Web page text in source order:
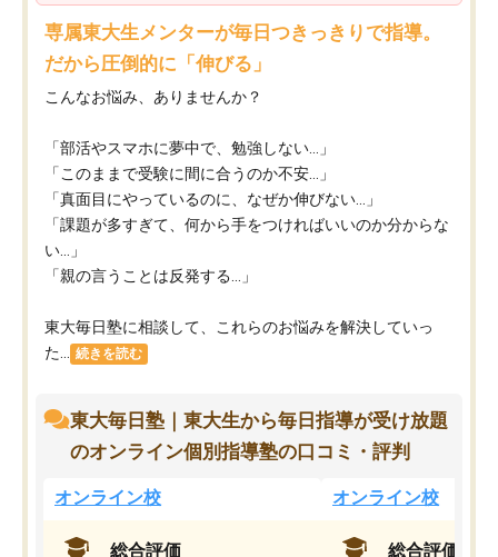
専属東大生メンターが毎日つきっきりで指導。
だから圧倒的に「伸びる」
こんなお悩み、ありませんか？
「部活やスマホに夢中で、勉強しない…」
「このままで受験に間に合うのか不安…」
「真面目にやっているのに、なぜか伸びない…」
「課題が多すぎて、何から手をつければいいのか分からな
い…」
「親の言うことは反発する…」
東大毎日塾に相談して、これらのお悩みを解決していっ
た...
続きを読む
東大毎日塾｜東大生から毎日指導が受け放題
のオンライン個別指導塾の口コミ・評判
オンライン校
総合評価
オンライン校
総合評価